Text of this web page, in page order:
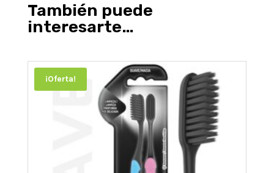
También puede
interesarte…
¡Oferta!